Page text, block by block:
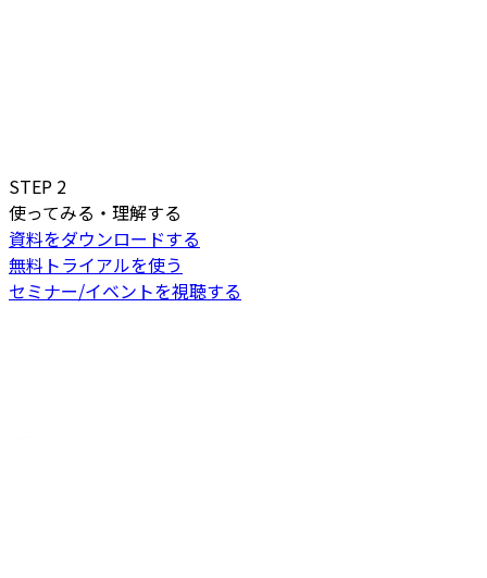
STEP 2
使ってみる・理解する
資料をダウンロードする
無料トライアルを使う
セミナー/イベントを視聴する